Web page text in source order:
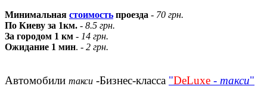
Минимальная стоимость проезда - 70 грн.
По Киеву за 1км. - 8.5 грн.
За городом 1 км - 14 грн.
Ожидание 1 мин. - 2 грн.
Автомобили такси -Бизнес-класса "DeLuxe - такси"